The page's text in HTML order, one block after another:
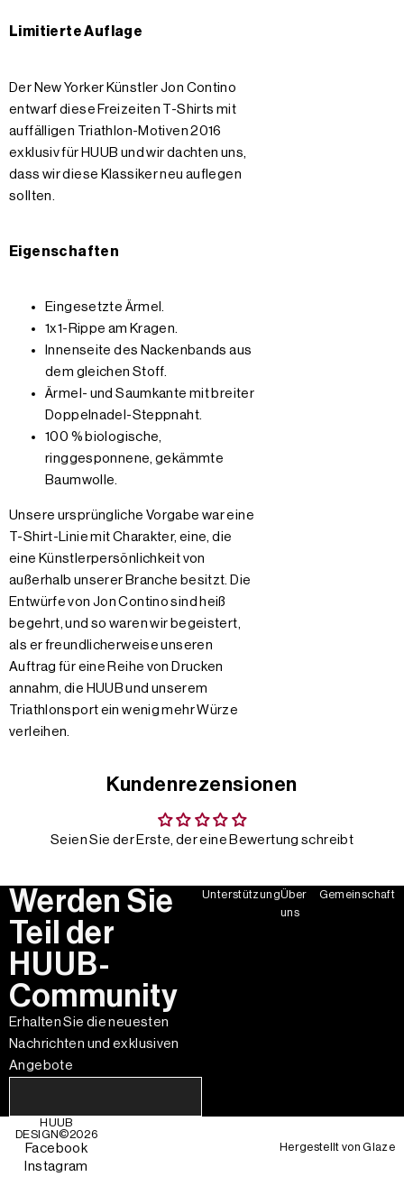
Limitierte Auflage
Der New Yorker Künstler Jon Contino
entwarf diese Freizeiten T-Shirts mit
auffälligen Triathlon-Motiven 2016
exklusiv für HUUB und wir dachten uns,
dass wir diese Klassiker neu auflegen
sollten.
Eigenschaften
Eingesetzte Ärmel.
1x1-Rippe am Kragen.
Innenseite des Nackenbands aus
dem gleichen Stoff.
Ärmel- und Saumkante mit breiter
Doppelnadel-Steppnaht.
100 % biologische,
ringgesponnene, gekämmte
Baumwolle.
Unsere ursprüngliche Vorgabe war eine
T-Shirt-Linie mit Charakter, eine, die
eine Künstlerpersönlichkeit von
außerhalb unserer Branche besitzt. Die
Entwürfe von Jon Contino sind heiß
begehrt, und so waren wir begeistert,
als er freundlicherweise unseren
Auftrag für eine Reihe von Drucken
annahm, die HUUB und unserem
Triathlonsport ein wenig mehr Würze
verleihen.
Kundenrezensionen
Seien Sie der Erste, der eine Bewertung schreibt
Werden Sie
Teil der
HUUB-
Community
Erhalten Sie die neuesten
Nachrichten und exklusiven
Angebote
UnterstützungÜber
uns
Gemeinschaft
HUUB
DESIGN©2026
Facebook
Instagram
Hergestellt vonGlaze